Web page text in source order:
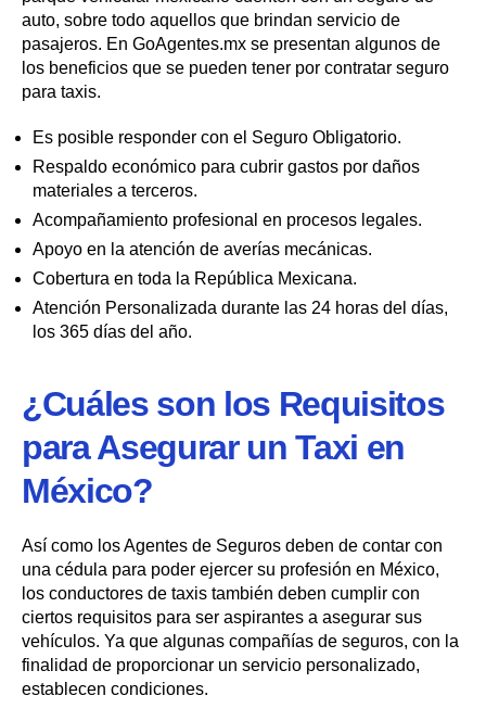
auto, sobre todo aquellos que brindan servicio de
pasajeros. En GoAgentes.mx se presentan algunos de
los beneficios que se pueden tener por contratar seguro
para taxis.
Es posible responder con el Seguro Obligatorio.
Respaldo económico para cubrir gastos por daños
materiales a terceros.
Acompañamiento profesional en procesos legales.
Apoyo en la atención de averías mecánicas.
Cobertura en toda la República Mexicana.
Atención Personalizada durante las 24 horas del días,
los 365 días del año.
¿Cuáles son los Requisitos
para Asegurar un Taxi en
México?
Así como los Agentes de Seguros deben de contar con
una cédula para poder ejercer su profesión en México,
los conductores de taxis también deben cumplir con
ciertos requisitos para ser aspirantes a asegurar sus
vehículos. Ya que algunas compañías de seguros, con la
finalidad de proporcionar un servicio personalizado,
establecen condiciones.